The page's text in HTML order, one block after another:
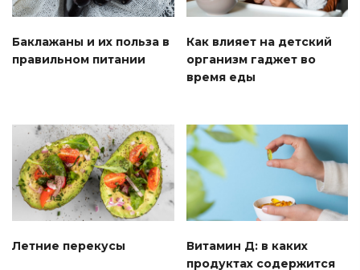
Баклажаны и их польза в
правильном питании
Как влияет на детский
организм гаджет во
время еды
Летние перекусы
Витамин Д: в каких
продуктах содержится